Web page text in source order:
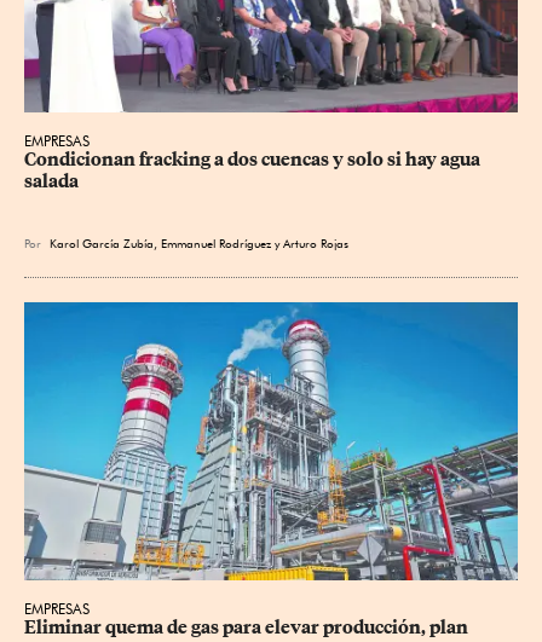
EMPRESAS
Condicionan fracking a dos cuencas y solo si hay agua
salada
Por Karol García Zubía, Emmanuel Rodríguez yArturo Rojas
EMPRESAS
Eliminar quema de gas para elevar producción, plan